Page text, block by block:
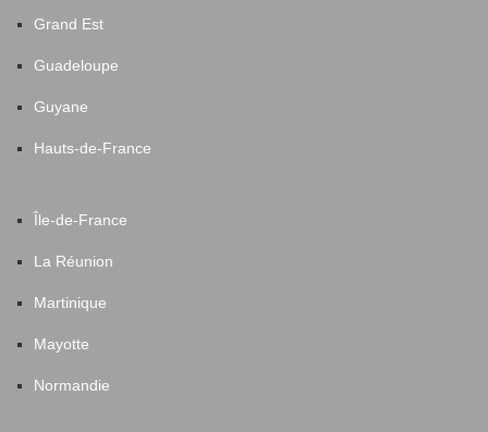
Grand Est
Guadeloupe
Guyane
Hauts-de-France
Île-de-France
La Réunion
Martinique
Mayotte
Normandie